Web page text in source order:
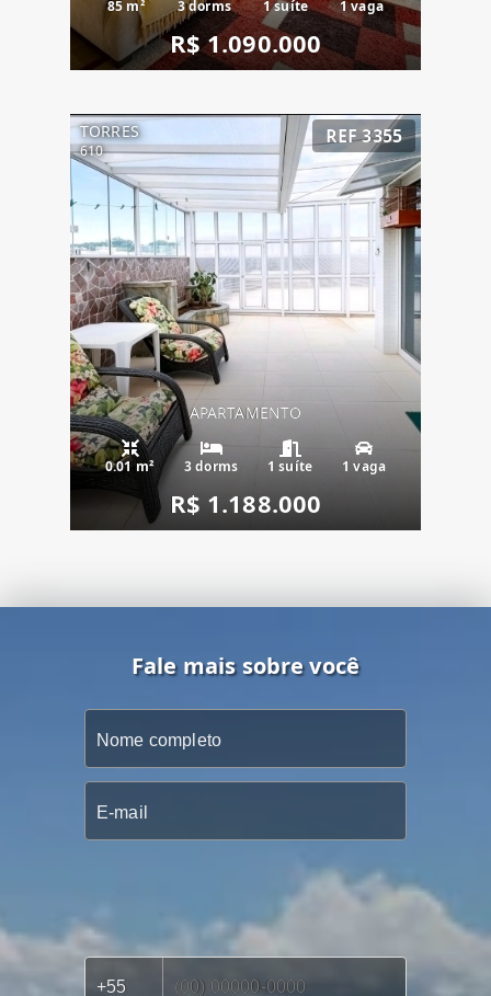
85 m² 3 dorms 1 suíte 1 vaga
R$ 1.090.000
TORRES
610
REF 3355
APARTAMENTO
0.01 m² 3 dorms 1 suíte 1 vaga
R$ 1.188.000
Fale mais sobre você